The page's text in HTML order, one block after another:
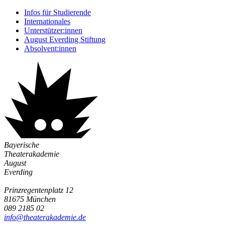
Infos für Studierende
Internationales
Unterstützer:innen
August Everding Stiftung
Absolvent:innen
Bayerische
Theaterakademie
August
Everding
Prinzregentenplatz 12
81675 München
089 2185 02
info@­theaterakademie.de